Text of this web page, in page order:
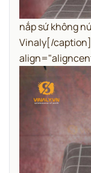
nắp sứ không
Vinaly[/